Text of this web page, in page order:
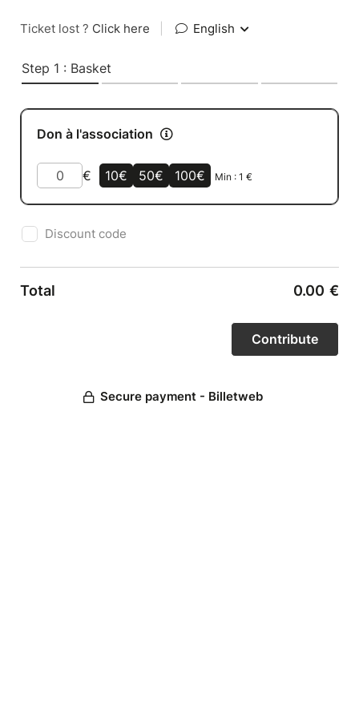
Ticket lost ? Click here English
Step 1 : Basket
Don à l'association
€ 10€ 50€ 100€ Min : 1 €
Discount code
Total 0.00 €
Secure payment - Billetweb